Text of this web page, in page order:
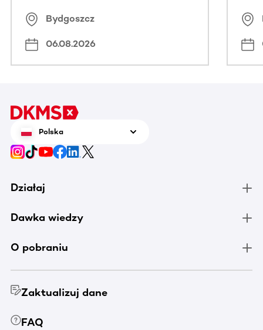
Bydgoszcz
06.08.2026
Polska
Działaj
Dawka wiedzy
O pobraniu
Zaktualizuj dane
FAQ